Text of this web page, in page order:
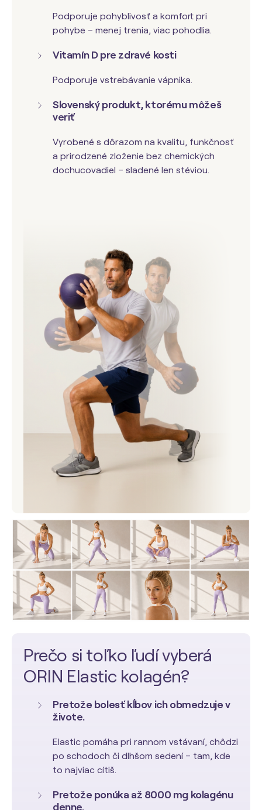
Podporuje pohyblivosť a komfort pri
pohybe – menej trenia, viac pohodlia.
Vitamín D pre zdravé kosti
Podporuje vstrebávanie vápnika.
Slovenský produkt, ktorému môžeš
veriť
Vyrobené s dôrazom na kvalitu, funkčnosť
a prirodzené zloženie bez chemických
dochucovadiel – sladené len stéviou.
Prečo si toľko ľudí vyberá
ORIN Elastic kolagén?
Pretože bolesť kĺbov ich obmedzuje v
živote.
Elastic pomáha pri rannom vstávaní, chôdzi
po schodoch či dlhšom sedení – tam, kde
to najviac cítiš.
Pretože ponúka až 8000 mg kolagénu
denne.